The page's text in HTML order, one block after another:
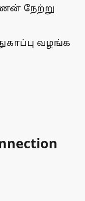
நேற்று
வழங்க